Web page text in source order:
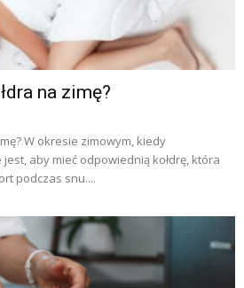
na zimę?
W okresie zimowym, kiedy
aby mieć odpowiednią kołdrę, która
podczas snu....